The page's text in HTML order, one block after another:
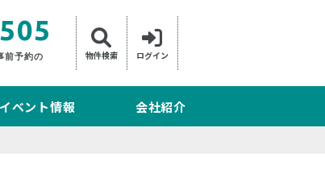
前予約の
物件検索 ログイン
イベント情報 会社紹介